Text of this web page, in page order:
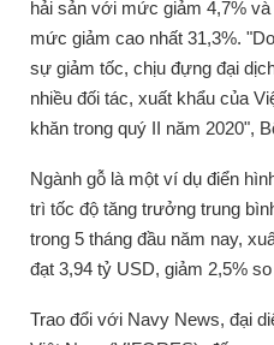
hải sản với mức giảm 4,7%
mức giảm cao nhất 31,3%.
sự giảm tốc, chịu đựng đại
nhiều đối tác, xuất khẩu của
khăn trong quý II năm 2020",
Ngành gỗ là một ví dụ điển
trì tốc độ tăng trưởng trung
trong 5 tháng đầu năm nay,
đạt 3,94 tỷ USD, giảm 2,5%
Trao đổi với Navy News, đại